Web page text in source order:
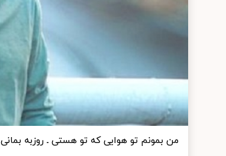
من بمونم تو هوایی که تو هستی ـ روزبه بمانی